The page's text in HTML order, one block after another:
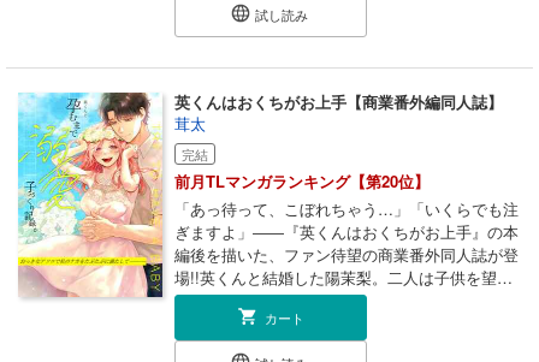
体質を抱え悩んでいたミヤコは、荒ぶる欲を抑え
るため、彼に同衾を求める。 そんな時、皇城に
呼ばれたミアは謁見室で見慣れた人物を発見して
しまい――。 欲望を抑えきれない聖女と一途に
求愛してくる絶倫皇帝の純愛だけどえちえちな、
異世界ラブコメディ！ ■収録内容 ・「聖なる皇
帝がとんだ隠れ絶倫だった件」【第１話】～【第
４話】 ・描き下ろし７P ・電子限定描き下ろし
１P ・あとがき
試し読み
英くんはおくちがお上手【商業番外編同人誌】
茸太
完結
前月TLマンガランキング【第20位】
「あっ待って、こぼれちゃう…」「いくらでも注
ぎますよ」――『英くんはおくちがお上手』の本
編後を描いた、ファン待望の商業番外同人誌が登
場!!英くんと結婚した陽茉梨。二人は子供を望ん
でおり入籍後すぐに避妊なしのセックスをしてい
た。『避妊しなければ、赤ちゃんはきっとすぐで
きる』そんな軽い気持ちもあった2人。今日も避
カート